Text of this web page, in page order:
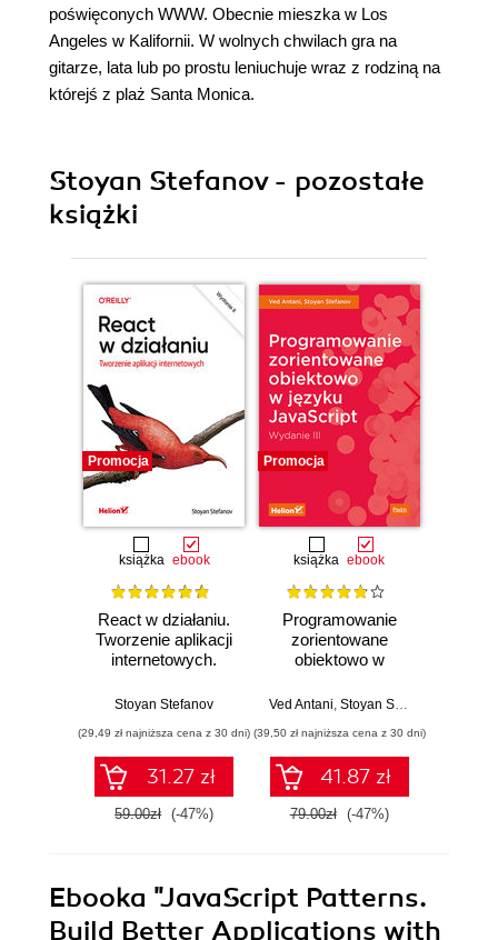
poświęconych WWW. Obecnie mieszka w Los
Angeles w Kalifornii. W wolnych chwilach gra na
gitarze, lata lub po prostu leniuchuje wraz z rodziną na
którejś z plaż Santa Monica.
Stoyan Stefanov - pozostałe
książki
Promocja
książka ebook
React w działaniu.
Tworzenie aplikacji
internetowych.
Stoyan Stefanov
(29,49 zł najniższa cena z 30 dni)
31.27 zł
59.00zł (-47%)
Promocja
książka ebook
Programowanie
zorientowane
obiektowo w
Wydanie III
Ved Antani Stoyan Stefanov
(39,50 zł najniższa cena z 30 dni)
41.87 zł
79.00zł (-47%)
Ebooka "JavaScript Patterns.
Build Better Applications with